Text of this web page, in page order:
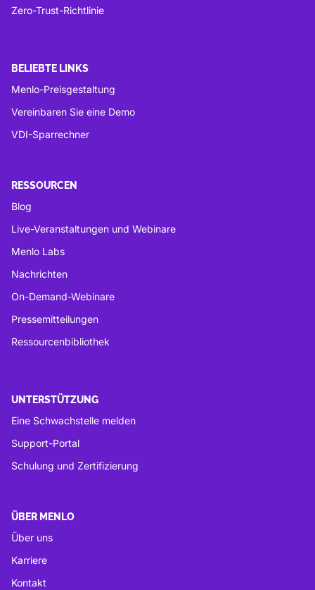
Zero-Trust-Richtlinie
BELIEBTE LINKS
Menlo-Preisgestaltung
Vereinbaren Sie eine Demo
VDI-Sparrechner
RESSOURCEN
Blog
Live-Veranstaltungen und Webinare
Menlo Labs
Nachrichten
On-Demand-Webinare
Pressemitteilungen
Ressourcenbibliothek
UNTERSTÜTZUNG
Eine Schwachstelle melden
Support-Portal
Schulung und Zertifizierung
ÜBER MENLO
Über uns
Karriere
Kontakt